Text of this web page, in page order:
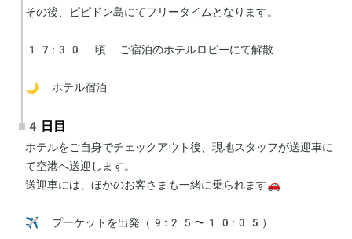
その後、ピピドン島にてフリータイムとなります。
17:30 頃 ご宿泊のホテルロビーにて解散
🌙 ホテル宿泊
4日目
ホテルをご自身でチェックアウト後、現地スタッフが送迎車に
て空港へ送迎します。
送迎車には、ほかのお客さまも一緒に乗られます🚗
✈️ プーケットを出発（9:25〜10:05）